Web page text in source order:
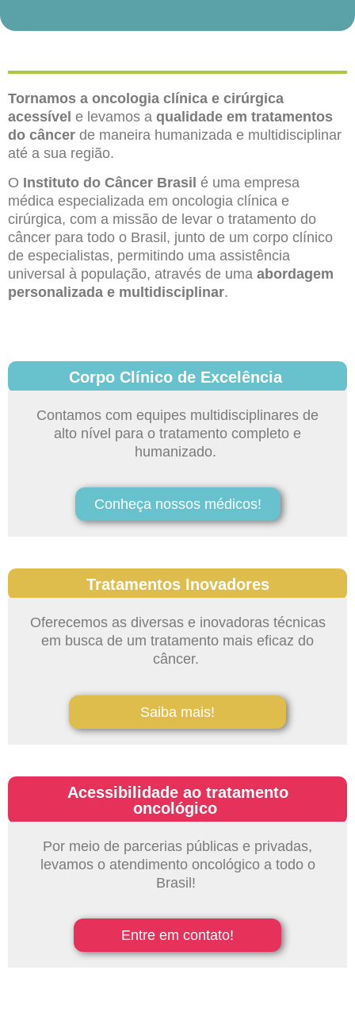
Tornamos a oncologia clínica e cirúrgica
acessível e levamos a qualidade em tratamentos
do câncer de maneira humanizada e multidisciplinar
até a sua região.
O Instituto do Câncer Brasil é uma empresa
médica especializada em oncologia clínica e
cirúrgica, com a missão de levar o tratamento do
câncer para todo o Brasil, junto de um corpo clínico
de especialistas, permitindo uma assistência
universal à população, através de uma abordagem
personalizada e multidisciplinar.
Corpo Clínico de Excelência
Contamos com equipes multidisciplinares de
alto nível para o tratamento completo e
humanizado.
Conheça nossos médicos!
Tratamentos Inovadores
Oferecemos as diversas e inovadoras técnicas
em busca de um tratamento mais eficaz do
câncer.
Saiba mais!
Acessibilidade ao tratamento
oncológico
Por meio de parcerias públicas e privadas,
levamos o atendimento oncológico a todo o
Brasil!
Entre em contato!